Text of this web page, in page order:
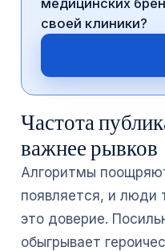
медицинских
своей клиники?
Частота
важнее рывков
Алгоритмы
появляется, и
это доверие.
обыгрывает